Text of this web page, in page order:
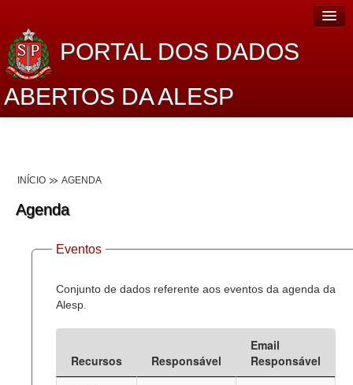
PORTAL DOS DADOS
ABERTOS DA ALESP
Lei de Acesso à Informação
Dados Governamentais Abertos
Planejamento
Catálogo de dados
Deputados Estaduais
INÍCIO AGENDA
Agenda
Eventos
Conjunto de dados referente aos eventos da agenda da
Alesp.
Recursos Responsável
Email
Responsável